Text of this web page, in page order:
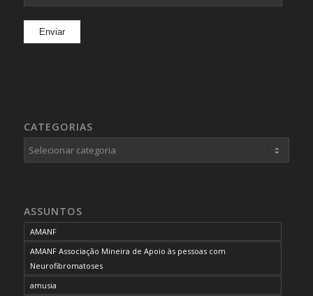
CATEGORIAS
Categorias
ASSUNTOS
AMANF
AMANF Associação Mineira de Apoio às pessoas com
Neurofibromatoses
amusia